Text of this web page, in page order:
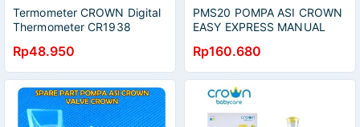
Termometer CROWN Digital
Thermometer CR1938
Rp48.950
PMS20 POMPA ASI CROWN
EASY EXPRESS MANUAL
Rp160.680